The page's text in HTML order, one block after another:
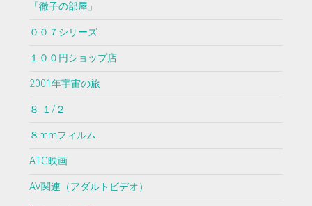
「徹子の部屋」
００７シリーズ
１００円ショップ店
2001年宇宙の旅
８ １/２
８mmフィルム
ATG映画
AV関連（アダルトビデオ）